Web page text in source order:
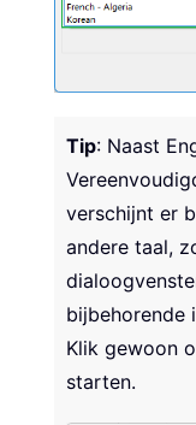
Tip: Naast
verschijnt er
andere taal,
bijbehorende
Klik gewoon
starten.